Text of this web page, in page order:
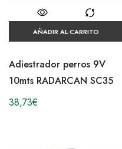
AÑADIR AL CARRITO
Adiestrador perros 9V
10mts RADARCAN SC35
38,73€